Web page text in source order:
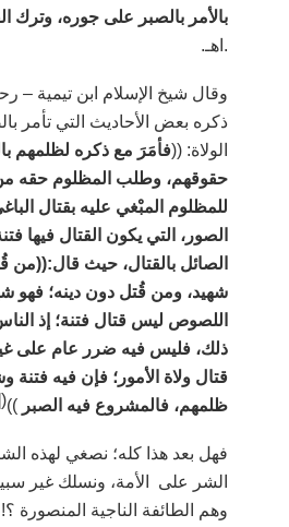
بالأمر بالصبر على جوره، وترك
.اهـ.
وقال شيخ الإسلام ابن تيمية–
ذكره بعض الأحاديث التي تأمر
الولاة: ((فأمَرَ مع ذكره لظلمهم
حقوقهم، وطلب المظلوم حقه من
للمظلوم المبْغي عليه بقتال
الصور، التي يكون القتال فيها
الصائل بالقتال، حيث قال:((من
شهيد، ومن قُتل دون دينه؛ فهو
اللصوص ليس قتال فتنة؛ إذ
ذلك، فليس فيه ضرر عام على
قتال ولاة الأمور؛ فإن فيه
ظلمهم، فالمشروع فيه الصبر))
(
فهل بعد هذا كله؛ نصغي لهذه
الشر على الأمة، ونسلك غير
وهم الطائفة الناجية المنصورة ؟!